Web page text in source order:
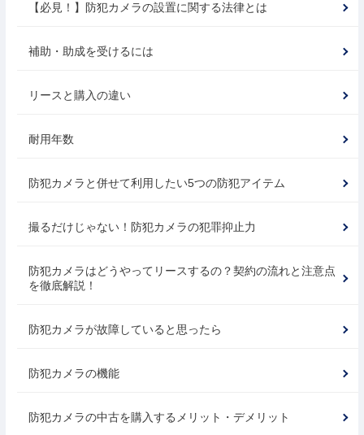
【必見！】防犯カメラの設置に関する法律とは
補助・助成を受けるには
リースと購入の違い
耐用年数
防犯カメラと併せて利用したい5つの防犯アイテム
撮るだけじゃない！防犯カメラの犯罪抑止力
防犯カメラはどうやってリースするの？契約の流れと注意点
を徹底解説！
防犯カメラが故障していると思ったら
防犯カメラの機能
防犯カメラの中古を購入するメリット・デメリット